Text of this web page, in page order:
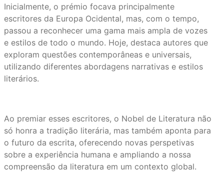
Inicialmente, o prémio focava principalmente
escritores da Europa Ocidental, mas, com o tempo,
passou a reconhecer uma gama mais ampla de vozes
e estilos de todo o mundo. Hoje, destaca autores que
exploram questões contemporâneas e universais,
utilizando diferentes abordagens narrativas e estilos
literários.
Ao premiar esses escritores, o Nobel de Literatura não
só honra a tradição literária, mas também aponta para
o futuro da escrita, oferecendo novas perspetivas
sobre a experiência humana e ampliando a nossa
compreensão da literatura em um contexto global.